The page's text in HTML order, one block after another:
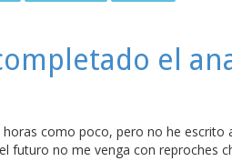
el
como poco, pero no he
futuro no me venga con reproches